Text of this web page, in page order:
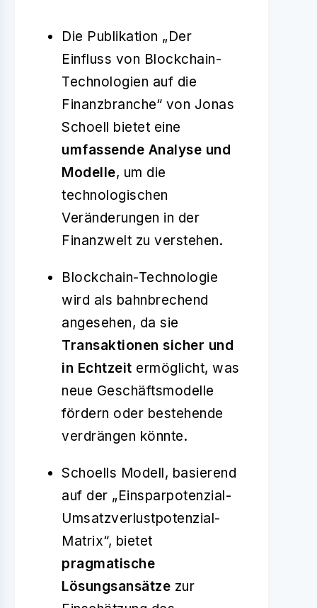
Die Publikation „Der
Einfluss von Blockchain-
Technologien auf die
Finanzbranche“ von Jonas
Schoell bietet eine
umfassende Analyse und
Modelle, um die
technologischen
Veränderungen in der
Finanzwelt zu verstehen.
Blockchain-Technologie
wird als bahnbrechend
angesehen, da sie
Transaktionen sicher und
in Echtzeit ermöglicht, was
neue Geschäftsmodelle
fördern oder bestehende
verdrängen könnte.
Schoells Modell, basierend
auf der „Einsparpotenzial-
Umsatzverlustpotenzial-
Matrix“, bietet
pragmatische
Lösungsansätze zur